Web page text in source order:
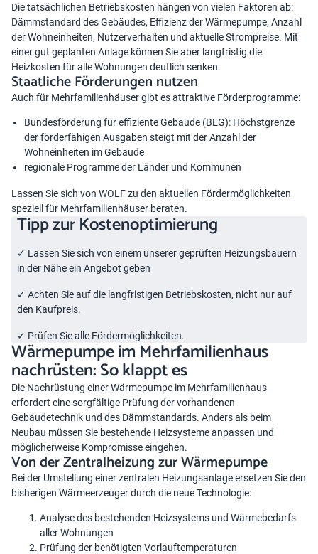
Die tatsächlichen Betriebskosten hängen von vielen Faktoren ab:
Dämmstandard des Gebäudes, Effizienz der Wärmepumpe, Anzahl
der Wohneinheiten, Nutzerverhalten und aktuelle Strompreise. Mit
einer gut geplanten Anlage können Sie aber langfristig die
Heizkosten für alle Wohnungen deutlich senken.
Staatliche Förderungen nutzen
Auch für Mehrfamilienhäuser gibt es attraktive Förderprogramme:
Bundesförderung für effiziente Gebäude (BEG): Höchstgrenze
der förderfähigen Ausgaben steigt mit der Anzahl der
Wohneinheiten im Gebäude
regionale Programme der Länder und Kommunen
Lassen Sie sich von WOLF zu den aktuellen Fördermöglichkeiten
speziell für Mehrfamilienhäuser beraten.
Tipp zur Kostenoptimierung
✓ Lassen Sie sich von einem unserer geprüften Heizungsbauern
in der Näheein Angebot geben
✓ Achten Sie auf die langfristigen Betriebskosten, nicht nur auf
den Kaufpreis.
✓ Prüfen Sie alle Fördermöglichkeiten.
Wärmepumpe im Mehrfamilienhaus
nachrüsten: So klappt es
Die Nachrüstung einer Wärmepumpe im Mehrfamilienhaus
erfordert eine sorgfältige Prüfung der vorhandenen
Gebäudetechnik und des Dämmstandards. Anders als beim
Neubau müssen Sie bestehende Heizsysteme anpassen und
möglicherweise Kompromisse eingehen.
Von der Zentralheizung zur Wärmepumpe
Bei der Umstellung einer zentralen Heizungsanlage ersetzen Sie den
bisherigen Wärmeerzeuger durch die neue Technologie:
Analyse des bestehenden Heizsystems und Wärmebedarfs
aller Wohnungen
Prüfung der benötigten Vorlauftemperaturen